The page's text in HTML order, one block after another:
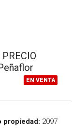
EN VENTA
propiedad: 2097